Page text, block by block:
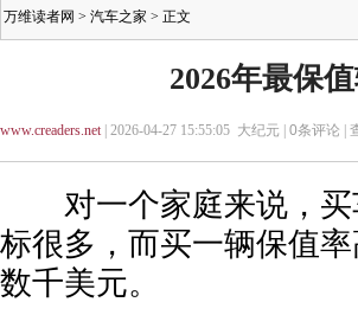
万维读者网 > 汽车之家 > 正文
2026年最保
www.creaders.net| 2026-04-27 15:55:05 大纪元 | 0条评论 |
对一个家庭来说，买
标很多，而买一辆保值
数千美元。